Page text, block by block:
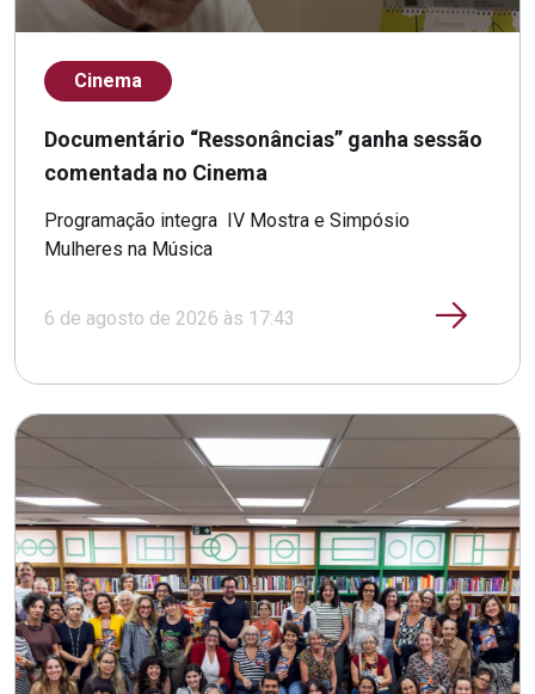
Cinema
Documentário “Ressonâncias” ganha sessão
comentada no Cinema
Programação integra IV Mostra e Simpósio
Mulheres na Música
6 de agosto de 2026 às 17:43